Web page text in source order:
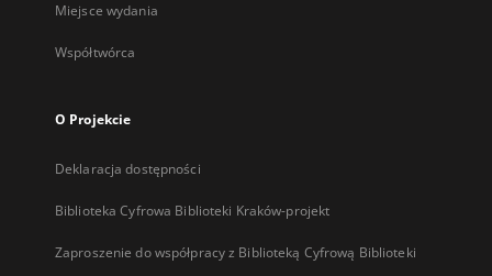
Miejsce wydania
Współtwórca
O Projekcie
Deklaracja dostępności
Biblioteka Cyfrowa Biblioteki Kraków-projekt
Zaproszenie do współpracy z Biblioteką Cyfrową Biblioteki